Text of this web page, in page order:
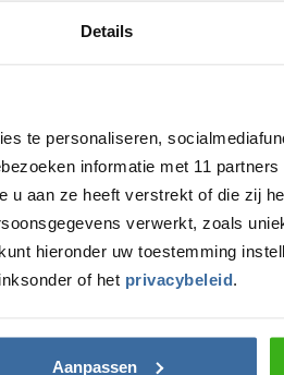
Details
te personaliseren,
informatie met 11
u aan ze heeft verstrekt of die zij
verwerkt, zoals
hieronder uw toestemming
of het privacybeleid.
Aanpassen